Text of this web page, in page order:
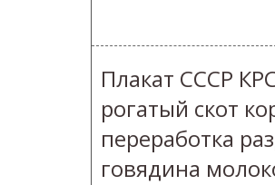
Плакат СССР
рогатый скот
переработка
говядина